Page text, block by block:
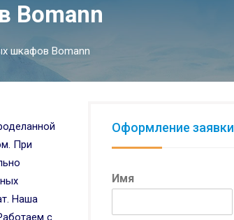
Bomann
шкафов Bomann
При
Наша
с
Оформление заявки
Имя